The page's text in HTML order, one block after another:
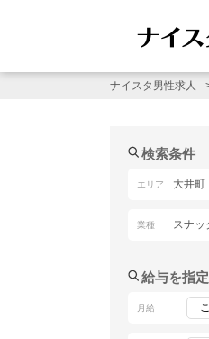
ナイスタ男性求人
検索条件
エリア 大井町
業種 スナッ
給与を指定
月給